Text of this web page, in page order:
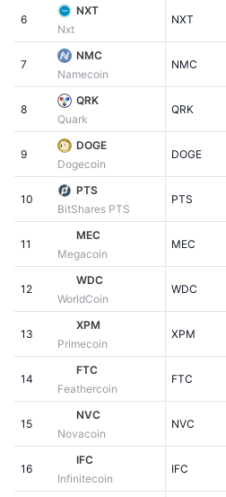
Sedang Tren
Baru
Kripto
Politik
Olahraga
Keuangan
Teknologi
NFT
Statistik NFT Keseluruhan
Penjualan Mendatang
ETF Kripto
ETF Bitcoin
ETF Ethereum
Analisis teknikal
RSI
MACD
Derivatif
Ikhtisar
Likuidasi
Tingkat Pendanaan
CMC MCP
x402
Belajar
Berita
Academy
Riset
Video
Glosarium
Kampanye
Airdrop
Hadiah Berlian
Belajar & Dapatkan
Kalender
6
NXT
Nxt
NXT
7
NMC
Namecoin
NMC
8
QRK
Quark
QRK
9
DOGE
Dogecoin
DOGE
10
PTS
BitShares PTS
PTS
11
MEC
Megacoin
MEC
12
WDC
WorldCoin
WDC
13
XPM
Primecoin
XPM
14
FTC
Feathercoin
FTC
15
NVC
Novacoin
NVC
16
IFC
Infinitecoin
IFC